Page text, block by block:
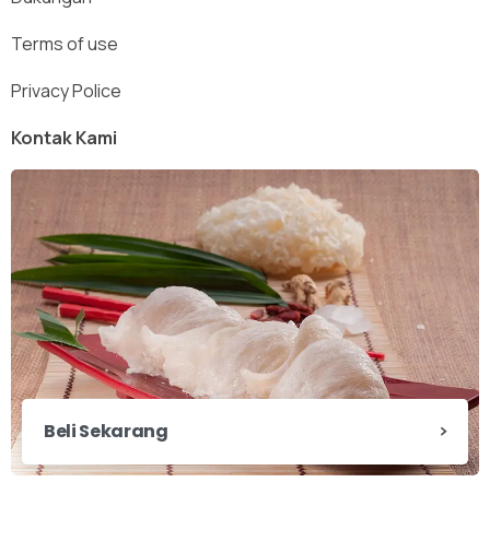
Terms of use
Privacy Police
Kontak Kami
Beli Sekarang